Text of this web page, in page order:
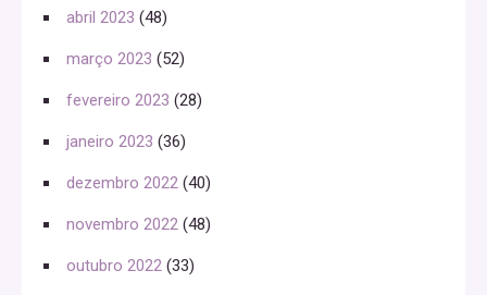
abril 2023 (48)
março 2023 (52)
fevereiro 2023 (28)
janeiro 2023 (36)
dezembro 2022 (40)
novembro 2022 (48)
outubro 2022 (33)